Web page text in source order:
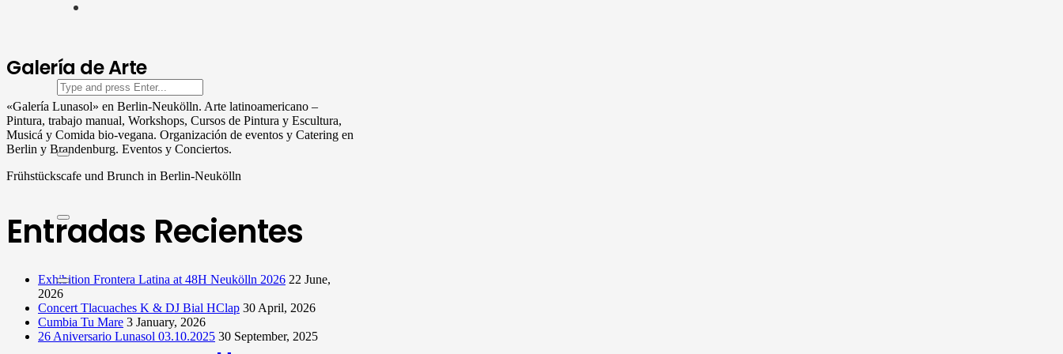
Galería de Arte
«Galería Lunasol» en Berlin-Neukölln. Arte latinoamericano –
Pintura, trabajo manual, Workshops, Cursos de Pintura y Escultura,
Musicá y Comida bio-vegana. Organización de eventos y Catering en
Berlin y Brandenburg. Eventos y Conciertos.
Frühstückscafe und Brunch in Berlin-Neukölln
Entradas Recientes
Exhibition Frontera Latina at 48H Neukölln 2026 22 June,
2026
Concert Tlacuaches K & DJ Bial HClap 30 April, 2026
Cumbia Tu Mare 3 January, 2026
26 Aniversario Lunasol 03.10.2025 30 September, 2025